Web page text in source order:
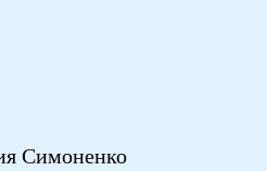
Симоненко